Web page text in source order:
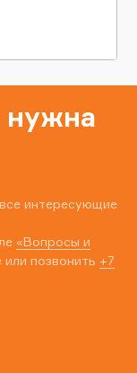
нужна
интересующие
«Вопросы и
позвонить +7